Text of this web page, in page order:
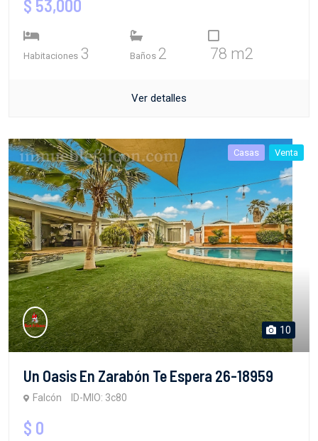
$ 53,000
Habitaciones 3 Baños 2 78 m2
Ver detalles
Casas Venta
10
Un Oasis En Zarabón Te Espera 26-18959
Falcón ID-MIO: 3c80
$ 0